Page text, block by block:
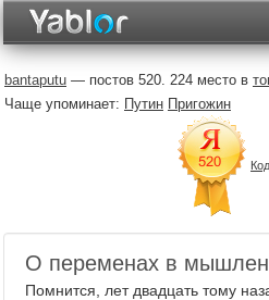
Неделя
Месяц
Рейтинги
Архив
bantaputu — постов 520. 224 место в
Чаще упоминает: Путин Пригожин
О переменах в
Помнится, лет двадцать тому